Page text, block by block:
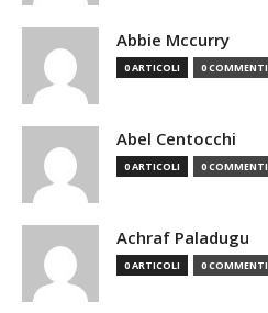
Abbie Mccurry
0 ARTICOLI 0 COMMENTI
Abel Centocchi
0 ARTICOLI 0 COMMENTI
Achraf Paladugu
0 ARTICOLI 0 COMMENTI